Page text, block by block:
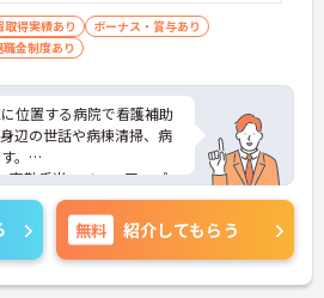
得実績あり
ボーナス・賞与あり
職金制度あり
位置する病院で看護補助
辺の世話や病棟清掃、病
。
夜勤手当、ベースアップ
。年間休日は113日、週
確保できます。マイカー
、託児施設もあり、子育
境です。
対策ポイントなどさらに
無料 紹介してもらう